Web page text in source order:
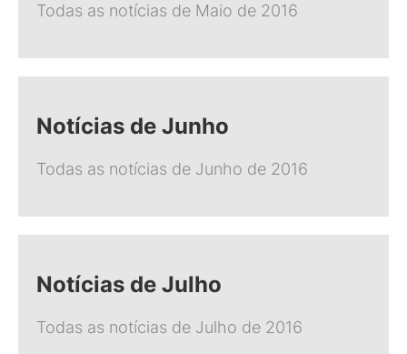
Todas as notícias de Maio de 2016
Notícias de Junho
Todas as notícias de Junho de 2016
Notícias de Julho
Todas as notícias de Julho de 2016